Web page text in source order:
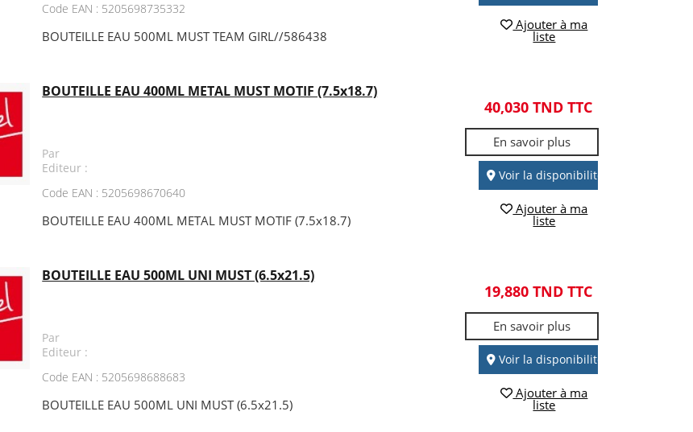
Code EAN : 5205698735332
BOUTEILLE EAU 500ML MUST TEAM GIRL//586438
Ajouter à ma
liste
BOUTEILLE EAU 400ML METAL MUST MOTIF (7.5x18.7)
Par
Editeur :
Code EAN : 5205698670640
BOUTEILLE EAU 400ML METAL MUST MOTIF (7.5x18.7)
40,030 TND TTC
En savoir plus
Voir la disponibilité
Ajouter à ma
liste
BOUTEILLE EAU 500ML UNI MUST (6.5x21.5)
Par
Editeur :
Code EAN : 5205698688683
BOUTEILLE EAU 500ML UNI MUST (6.5x21.5)
19,880 TND TTC
En savoir plus
Voir la disponibilité
Ajouter à ma
liste